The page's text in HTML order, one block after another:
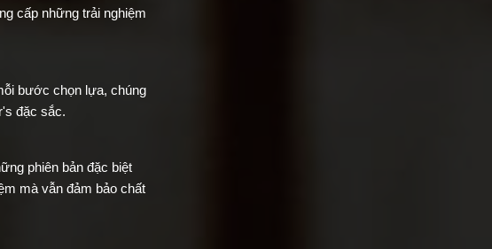
cấp những trải nghiệm
bước chọn lựa, chúng
đặc sắc.
phiên bản đặc biệt
mà vẫn đảm bảo chất